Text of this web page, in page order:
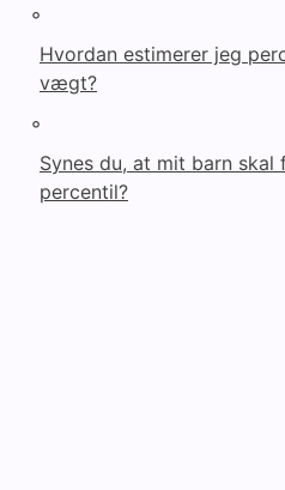
◦
Hvordan estimerer jeg
vægt?
◦
Synes du, at mit barn skal
percentil?